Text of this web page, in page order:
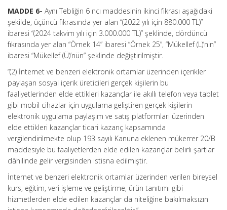
MADDE 6- Aynı Tebliğin 6 ncı maddesinin ikinci fıkrası aşağıdaki
şekilde, üçüncü fıkrasında yer alan “(2022 yılı için 880.000 TL)”
ibaresi “(2024 takvim yılı için 3.000.000 TL)” şeklinde, dördüncü
fıkrasında yer alan “Örnek 14” ibaresi “Örnek 25”, “Mükellef (L)’nin”
ibaresi “Mükellef (Ü)’nün” şeklinde değiştirilmiştir.
“(2) İnternet ve benzeri elektronik ortamlar üzerinden içerikler
paylaşan sosyal içerik üreticileri gerçek kişilerin bu
faaliyetlerinden elde ettikleri kazançlar ile akıllı telefon veya tablet
gibi mobil cihazlar için uygulama geliştiren gerçek kişilerin
elektronik uygulama paylaşım ve satış platformları üzerinden
elde ettikleri kazançlar ticari kazanç kapsamında
vergilendirilmekte olup 193 sayılı Kanuna eklenen mükerrer 20/B
maddesiyle bu faaliyetlerden elde edilen kazançlar belirli şartlar
dâhilinde gelir vergisinden istisna edilmiştir.
İnternet ve benzeri elektronik ortamlar üzerinden verilen bireysel
kurs, eğitim, veri işleme ve geliştirme, ürün tanıtımı gibi
hizmetlerden elde edilen kazançlar da niteliğine bakılmaksızın